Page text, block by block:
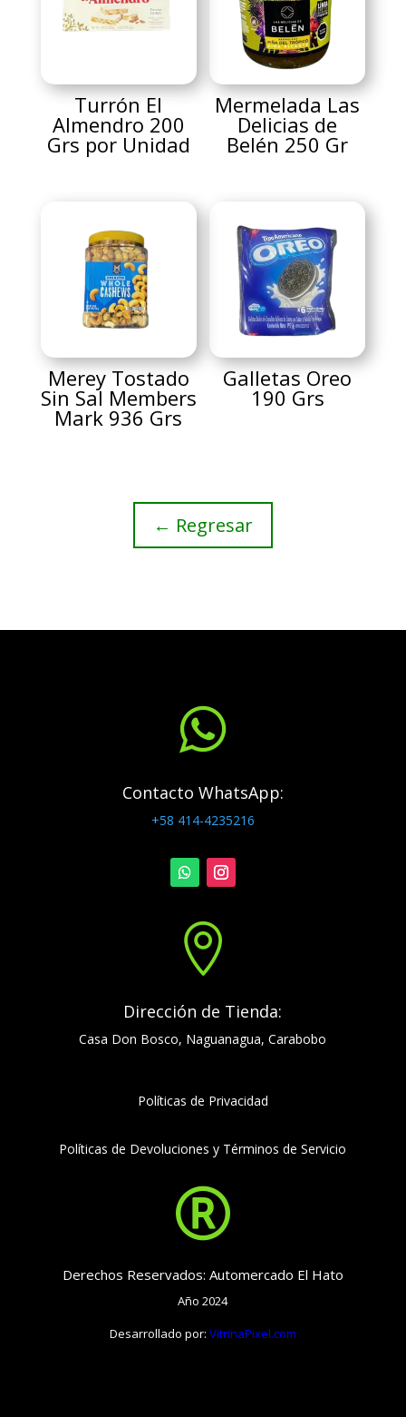
Turrón El
Almendro 200
Grs por Unidad
Mermelada Las
Delicias de
Belén 250 Gr
Merey Tostado
Sin Sal Members
Mark 936 Grs
Galletas Oreo
190 Grs
← Regresar

Contacto WhatsApp:
+58 414-4235216

Dirección de Tienda:
Casa Don Bosco, Naguanagua, Carabobo
Políticas de Privacidad
Políticas de Devoluciones y Términos de Servicio

Derechos Reservados: Automercado El Hato
Año 2024
Desarrollado por: VitrinaPixel.com